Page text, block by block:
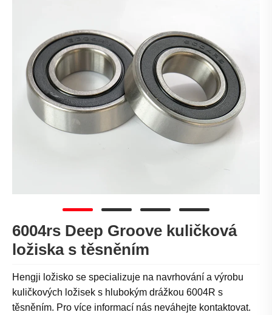
6004rs Deep Groove kuličková
ložiska s těsněním
Hengji ložisko se specializuje na navrhování a výrobu
kuličkových ložisek s hlubokým drážkou 6004R s
těsněním. Pro více informací nás neváhejte kontaktovat.